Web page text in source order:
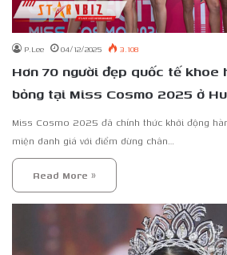
P.Lee 04/12/2025 3.108
Hơn 70 người đẹp quốc tế khoe
bỏng tại Miss Cosmo 2025 ở
Miss Cosmo 2025 đã chính thức khởi động
miện danh giá với điểm dừng chân…
Read More »